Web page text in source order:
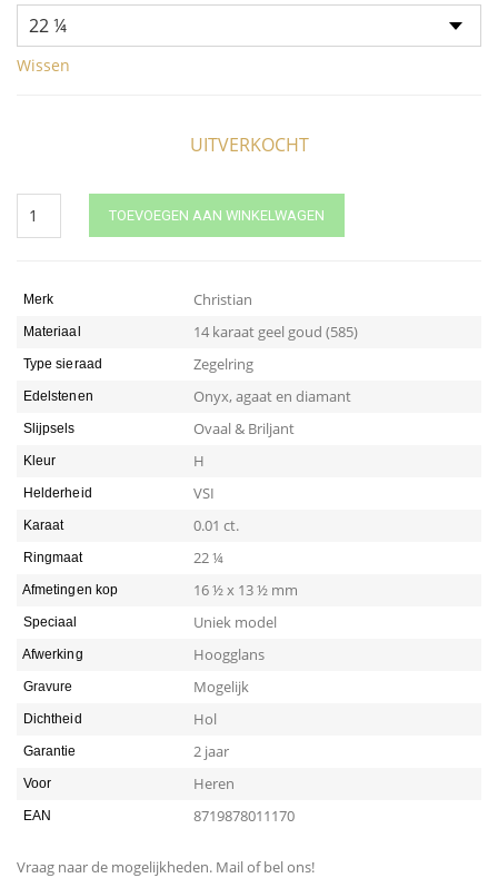
Wissen
UITVERKOCHT
zegelring
met
quantity
TOEVOEGEN AAN WINKELWAGEN
Merk Christian
Materiaal 14 karaat geel goud (585)
Type sieraad Zegelring
Edelstenen Onyx, agaat en diamant
Slijpsels Ovaal & Briljant
Kleur H
Helderheid VSI
Karaat 0.01 ct.
Ringmaat 22 ¼
Afmetingen kop 16 ½ x 13 ½ mm
Speciaal Uniek model
Afwerking Hoogglans
Gravure Mogelijk
Dichtheid Hol
Garantie 2 jaar
Voor Heren
EAN 8719878011170
Vraag naar de mogelijkheden. Mail of bel ons!